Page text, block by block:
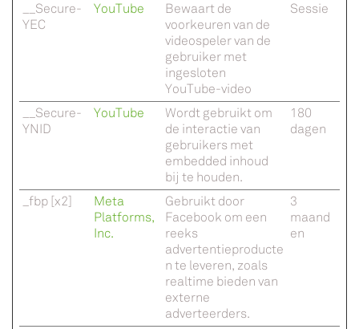
__Secure-
YEC
YouTube
Bewaart de
voorkeuren van de
videospeler van de
gebruiker met
ingesloten
YouTube-video
Sessie
__Secure-
YNID
YouTube
Wordt gebruikt om
de interactie van
gebruikers met
embedded inhoud
bij te houden.
180
dagen
_fbp [x2]
Meta
Platforms,
Inc.
Gebruikt door
Facebook om een
reeks
advertentieproducte
n te leveren, zoals
realtime bieden van
externe
adverteerders.
3
maand
en